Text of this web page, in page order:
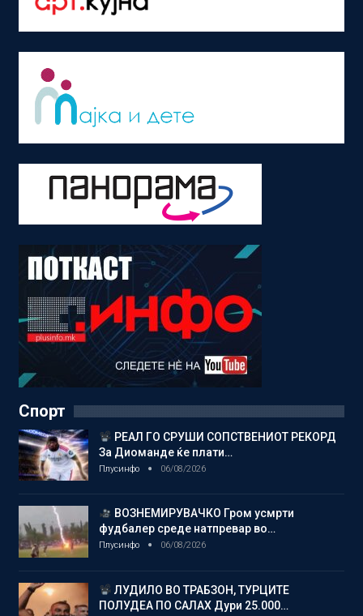
Спорт
РЕАЛ ГО СРУШИ СОПСТВЕНИОТ РЕКОРД
За Диоманде ќе плати…
Плусинфо 06/08/2026
ВОЗНЕМИРУВАЧКО Гром усмрти
фудбалер среде натпревар во…
Плусинфо 06/08/2026
ЛУДИЛО ВО ТРАБЗОН, ТУРЦИТЕ
ПОЛУДЕА ПО САЛАХ Дури 25.000…